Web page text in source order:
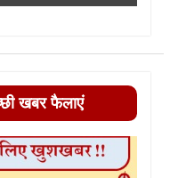
खबर फैलाएं